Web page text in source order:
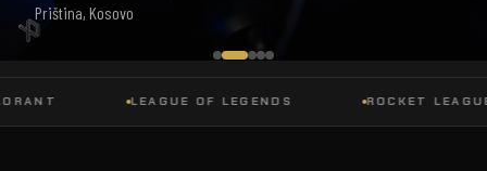
Priština, Kosovo
LEAGUE OF LEGENDS ROCKET LEAGUE